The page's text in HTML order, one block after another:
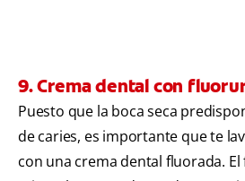
9. Crema dental con
Puesto que la boca seca
de caries, es importante que te
con una crema dental fluorada.